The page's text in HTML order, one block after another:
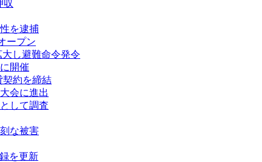
収
を逮捕
ープン
し避難命令発令
開催
契約を締結
会に進出
して調査
な被害
を更新